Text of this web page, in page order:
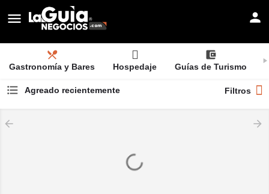
Gastronomía y Bares Hospedaje Guías de Turismo
Agreado recientemente Filtros